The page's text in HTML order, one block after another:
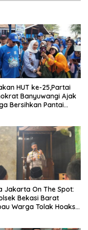
HUT ke-25,Partai
Banyuwangi Ajak
Bersihkan Pantai
Jakarta On The Spot:
Bekasi Barat
Warga Tolak Hoaks